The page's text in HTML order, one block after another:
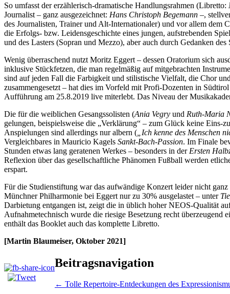
So umfasst der erzählerisch-dramatische Handlungsrahmen (Libretto:
Journalist – ganz ausgezeichnet: Hans Christoph Begemann –,
des Journalisten, Trainer und Alt-Internationaler) und vor allem dem
die Erfolgs- bzw. Leidensgeschichte eines jungen, aufstrebenden
und des Lasters (Sopran und Mezzo), aber auch durch Gedanken
Wenig überraschend nutzt Moritz Eggert – dessen Oratorium sich
inklusive Stückfetzen, die man regelmäßig auf mitgebrachten
sind auf jeden Fall die Farbigkeit und stilistische Vielfalt, die Chor
zusammengesetzt – hat dies im Vorfeld mit Profi-Dozenten in
Aufführung am 25.8.2019 live miterlebt. Das Niveau der
Die für die weiblichen Gesangssolisten (Ania Vegry und Ruth-Maria
gelungen, beispielsweise die „Verklärung“ – zum Glück keine Eins-
Anspielungen sind allerdings nur albern ( „Ich kenne des Menschen
Vergleichbares in Mauricio Kagels Sankt-Bach-Passion. Im Finale
Stunden etwas lang geratenen Werkes – besonders in der Ersten
Reflexion über das gesellschaftliche Phänomen Fußball werden
erspart.
Für die Studienstiftung war das aufwändige Konzert leider nicht
Münchner Philharmonie bei Eggert nur zu 30% ausgelastet – unter
Darbietung entgangen ist, zeigt die in üblich hoher NEOS-Qualität
Aufnahmetechnisch wurde die riesige Besetzung recht
enthält das Booklet auch das komplette Libretto.
[Martin Blaumeiser, Oktober 2021]
Beitragsnavigation
← Tolle Repertoire-Entdeckungen des